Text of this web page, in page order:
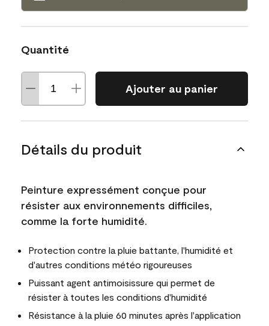
Quantité
Ajouter au panier
Détails du produit
Peinture expressément conçue pour
résister aux environnements difficiles,
comme la forte humidité.
Protection contre la pluie battante, l'humidité et
d'autres conditions météo rigoureuses
Puissant agent antimoisissure qui permet de
résister à toutes les conditions d'humidité
Résistance à la pluie 60 minutes après l'application